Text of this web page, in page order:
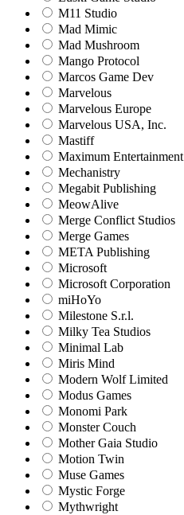
M11 Studio
Mad Mimic
Mad Mushroom
Mango Protocol
Marcos Game Dev
Marvelous
Marvelous Europe
Marvelous USA, Inc.
Mastiff
Maximum Entertainment
Mechanistry
Megabit Publishing
MeowAlive
Merge Conflict Studios
Merge Games
META Publishing
Microsoft
Microsoft Corporation‬
miHoYo
Milestone S.r.l.
Milky Tea Studios
Minimal Lab
Miris Mind
Modern Wolf Limited
Modus Games
Monomi Park
Monster Couch
Mother Gaia Studio
Motion Twin
Muse Games
Mystic Forge
Mythwright